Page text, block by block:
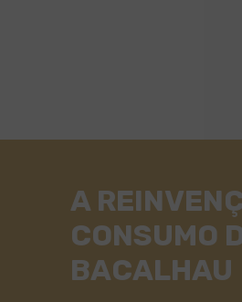
A
CONSUMO
BACALHAU